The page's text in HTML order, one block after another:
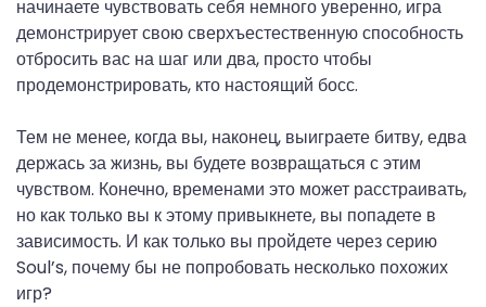
начинаете чувствовать себя немного уверенно, игра
демонстрирует свою сверхъестественную способность
отбросить вас на шаг или два, просто чтобы
продемонстрировать, кто настоящий босс.
Тем не менее, когда вы, наконец, выиграете битву, едва
держась за жизнь, вы будете возвращаться с этим
чувством. Конечно, временами это может расстраивать,
но как только вы к этому привыкнете, вы попадете в
зависимость. И как только вы пройдете через серию
Soul’s, почему бы не попробовать несколько похожих
игр?